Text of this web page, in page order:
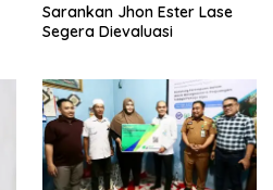
Sarankan Jhon Ester Lase
Segera Dievaluasi